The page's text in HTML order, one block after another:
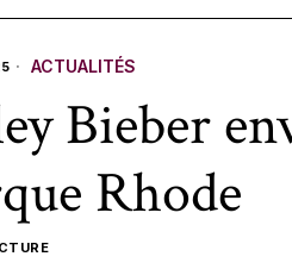
ACTUALITÉS
Bieber
Rhode